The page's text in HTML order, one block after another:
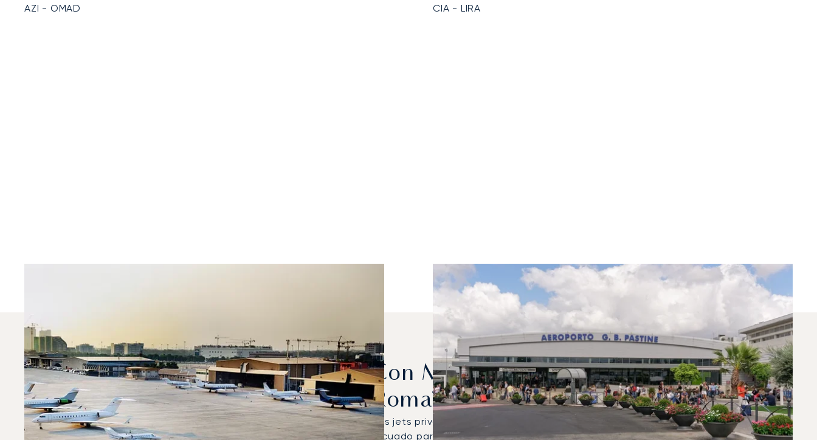
AZI - OMAD CIA - LIRA
¿Qué Jets Privados Se Alquilan Con Más Frecuencia Entre Abu Dabi Y
Roma?
En 2025, el Phenom 300, el Citation Sovereign y el Global 5000 fueron los jets privados más utilizados para vuelos entre Roma y Abu Dabi. Un asesor
dedicado de aviación privada puede ayudarle a elegir el avión más adecuado para sus necesidades de viaje específicas.